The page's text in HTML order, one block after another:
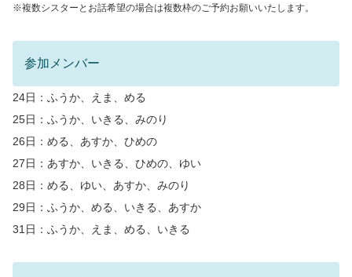
※複数シスターとお話希望の場合は複数枠のご予約お願いいたします。
参加メンバー
24日：ふうか、えま、める
25日：ふうか、いきる、みのり
26日：める、あすか、ひめの
27日：あすか、いきる、ひめの、ゆい
28日：める、ゆい、あすか、みのり
29日：ふうか、める、いきる、あすか
31日：ふうか、えま、める、いきる